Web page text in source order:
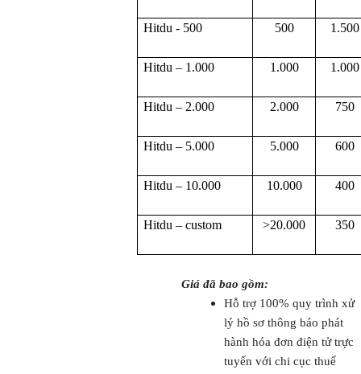
Hitdu - 500 500 1.500
Hitdu – 1.000 1.000 1.000
Hitdu – 2.000 2.000 750
Hitdu – 5.000 5.000 600
Hitdu – 10.000 10.000 400
Hitdu – custom >20.000 350
Giá đã bao gồm:
Hỗ trợ 100% quy trình xử
lý hồ sơ thông báo phát
hành hóa đơn điện tử trực
tuyến với chi cục thuế